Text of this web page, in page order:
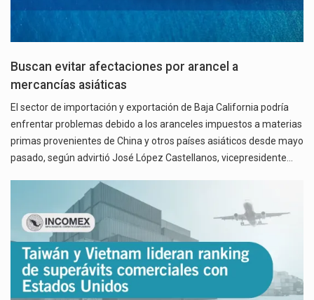
Buscan evitar afectaciones por arancel a
mercancías asiáticas
El sector de importación y exportación de Baja California podría
enfrentar problemas debido a los aranceles impuestos a materias
primas provenientes de China y otros países asiáticos desde mayo
pasado, según advirtió José López Castellanos, vicepresidente…